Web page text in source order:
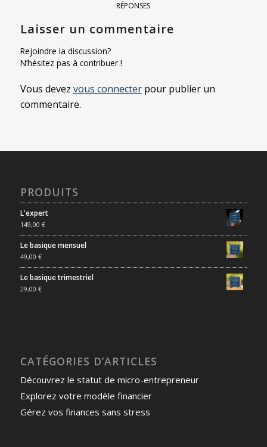
RÉPONSES
Laisser un commentaire
Rejoindre la discussion?
N’hésitez pas à contribuer !
Vous devez vous connecterpour publier un
commentaire.
PRODUITS
L'expert
149,00 €
Le basique mensuel
49,00 €
Le basique trimestriel
29,00 €
CATÉGORIES D’ARTICLES
Découvrez le statut de micro-entrepreneur
Explorez votre modèle financier
Gérez vos finances sans stress